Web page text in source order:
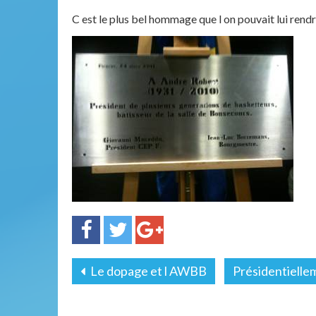
C est le plus bel hommage que l on pouvait lui
Le dopage et l AWBB